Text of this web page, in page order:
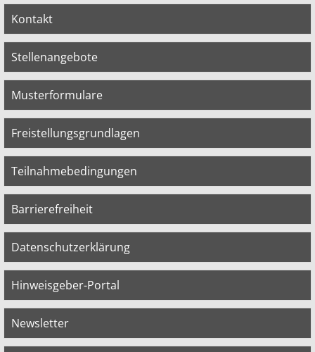
Kontakt
Stellenangebote
Musterformulare
Freistellungsgrundlagen
Teilnahmebedingungen
Barrierefreiheit
Datenschutzerklärung
Hinweisgeber-Portal
Newsletter